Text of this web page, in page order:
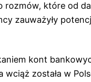
rozmów, które od
zauważyły
kont
została w